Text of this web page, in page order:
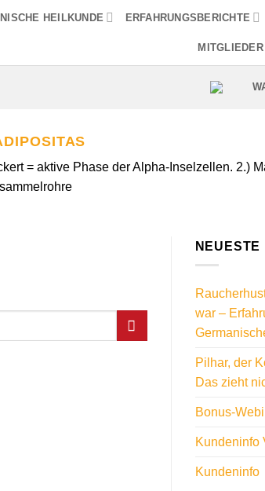
HEILKUNDE ERFAHRUNGSBERICHTE
MITGLIEDER
= aktive Phase der Alpha-Inselzellen. 2.)
war –
Pilhar, der
Das zieht
Bonus-
Kundeninfo
Kundeninfo